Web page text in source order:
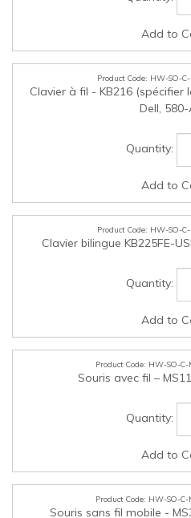
Dell, 580-
HW-SO-C-
Clavier bilingue KB225FE-
HW-SO-
Souris sans fil mobile -